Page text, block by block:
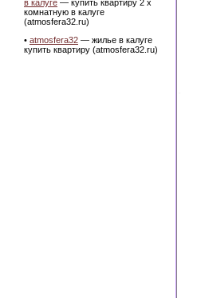
в калуге — купить квартиру 2 х
комнатную в калуге
(atmosfera32.ru)
• atmosfera32 — жилье в калуге
купить квартиру (atmosfera32.ru)